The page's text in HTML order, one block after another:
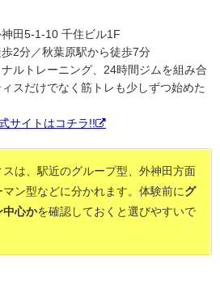
田5-1-10 千住ビル1F
2分／秋葉原駅から徒歩7分
ルトレーニング、24時間ジムを組み合
スだけでなく筋トレも少しずつ始めた
サイトはコチラ!!
は、駅近のグループ型、外神田方面
ン型などに分かれます。体験前にグ
中心かを確認しておくと選びやすいで